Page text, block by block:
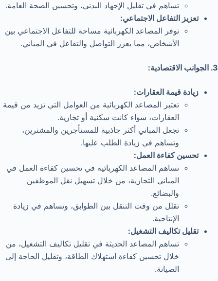
تساهم في تقليل الإجهاد البدني، وتحسين الصحة العامة.
تعزيز التفاعل الاجتماعي:
توفر المصاعد الكهربائية مساحة للتفاعل الاجتماعي بين
الأشخاص، مما يعزز التواصل والتفاعل في المباني.
3. الجوانب الاقتصادية:
زيادة قيمة العقارات:
تعتبر المصاعد الكهربائية من العوامل التي تزيد من قيمة
العقارات، سواء كانت سكنية أو تجارية.
تجعل المباني أكثر جاذبية للمستأجرين والمشترين،
وتساهم في زيادة الطلب عليها.
تحسين كفاءة العمل:
تساهم المصاعد الكهربائية في تحسين كفاءة العمل في
المباني التجارية، من خلال تسهيل نقل الموظفين
والبضائع.
تقلل من وقت التنقل بين الطوابق، وتساهم في زيادة
الإنتاجية.
تقليل تكاليف التشغيل:
تساهم المصاعد الحديثة في تقليل تكاليف التشغيل، من
خلال تحسين كفاءة استهلاك الطاقة، وتقليل الحاجة إلى
الصيانة.